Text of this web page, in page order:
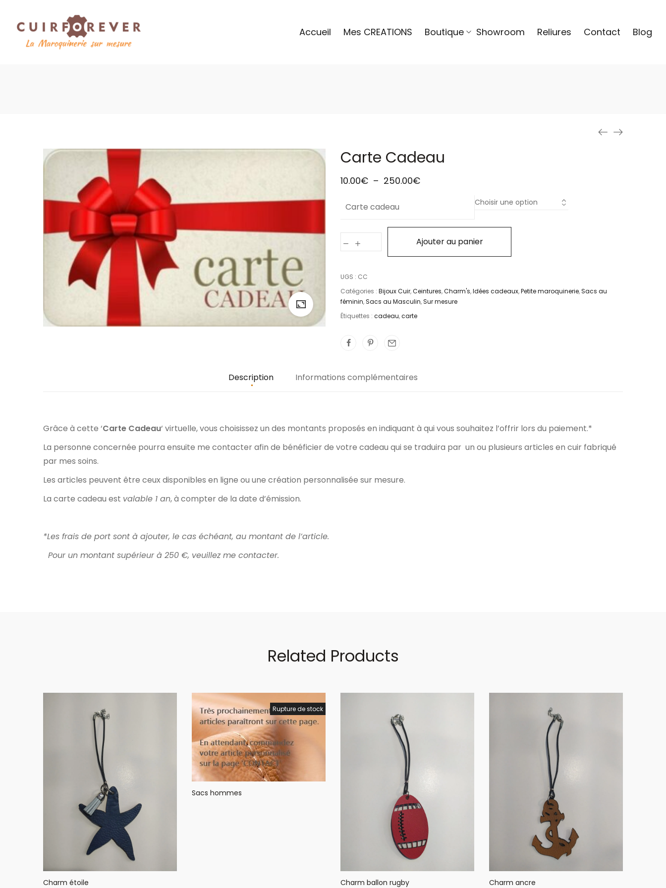
Accueil Mes CREATIONS Boutique Showroom Reliures Contact Blog
Carte Cadeau
10.00€ – 250.00€
Carte cadeau
Ajouter au panier
UGS : CC
Catégories : Bijoux Cuir,Ceintures,Charm's,Idées cadeaux,Petite maroquinerie,Sacs au
féminin,Sacs au Masculin,Sur mesure
Étiquettes : cadeau,carte
Description Informations complémentaires
Grâce à cette ‘Carte Cadeau‘ virtuelle, vous choisissez un des montants proposés en indiquant à qui vous souhaitez l’offrir lors du paiement.*
La personne concernée pourra ensuite me contacter afin de bénéficier de votre cadeau qui se traduira par un ou plusieurs articles en cuir fabriqué
par mes soins.
Les articles peuvent être ceux disponibles en ligne ou une création personnalisée sur mesure.
La carte cadeau est valable 1 an, à compter de la date d’émission.
*Les frais de port sont à ajouter, le cas échéant, au montant de l’article.
Pour un montant supérieur à 250 €, veuillez me contacter.
Related Products
Charm étoile
Rupture de stock
Sacs hommes
Charm ballon rugby Charm ancre